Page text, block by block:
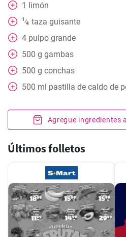
1 limón
1⁄4 taza guisante
4 pulpo grande
500 g gambas
500 g conchas
500 ml pastilla de caldo de
Agregue ingredientes
Últimos folletos